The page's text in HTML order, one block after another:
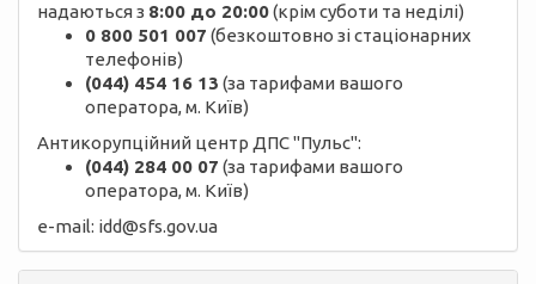
надаються з 8:00 до 20:00(крім суботи та неділі)
0 800 501 007 (безкоштовно зі стаціонарних
телефонів)
(044) 454 16 13 (за тарифами вашого
оператора, м. Київ)
Антикорупційний центр ДПС "Пульс":
(044) 284 00 07 (за тарифами вашого
оператора, м. Київ)
e-mail: idd@sfs.gov.ua